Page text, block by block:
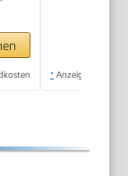
* Anzeige